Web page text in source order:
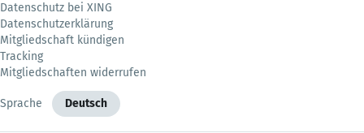
Datenschutz bei XING
Datenschutzerklärung
Mitgliedschaft kündigen
Tracking
Mitgliedschaften widerrufen
Sprache Deutsch